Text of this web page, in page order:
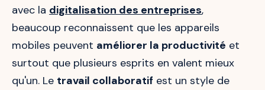
avec la digitalisation des entreprises,
beaucoup reconnaissent que les appareils
mobiles peuvent améliorer la productivité et
surtout que plusieurs esprits en valent mieux
qu'un. Le travail collaboratif est un style de